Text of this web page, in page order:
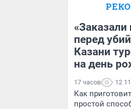
Ксения
«Заказали
перед
Казани
на день
17 часов 12
Как
простой